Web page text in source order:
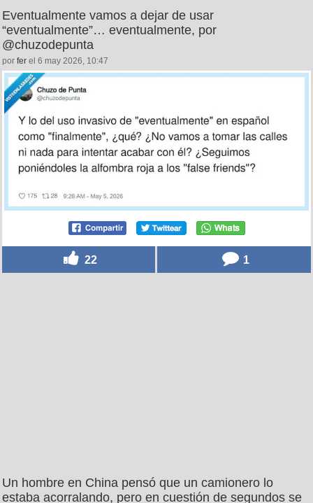
Eventualmente vamos a dejar de usar
“eventualmente”… eventualmente, por
@chuzodepunta
por fer el 6 may 2026, 10:47
22 1
Un hombre en China pensó que un camionero lo
estaba acorralando, pero en cuestión de segundos se